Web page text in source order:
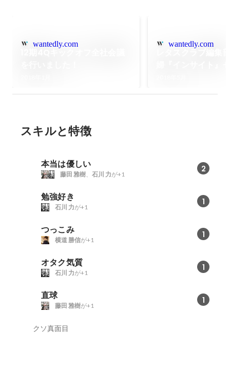
wantedly.com wantedly.com
スキルと特徴
本当は優しい 2
藤田 雅樹、 石川 力が+1
勉強好き 1
石川 力が+1
つっこみ 1
横道 勝信が+1
オタク気質 1
石川 力が+1
直球 1
藤田 雅樹が+1
クソ真面目